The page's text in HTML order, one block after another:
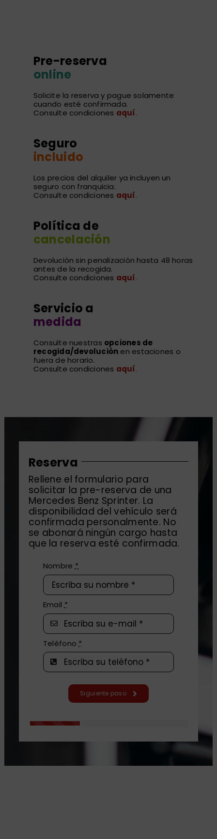
Pre-reserva
online
Solicite la reserva y pague solamente
cuando esté confirmada.
Consulte condiciones aquí.
Seguro
incluido
Los precios del alquiler ya incluyen un
seguro con franquicia.
Consulte condiciones aquí.
Política de
cancelación
Devolución sin penalización hasta 48 horas
antes de la recogida.
Consulte condiciones aquí.
Servicio a
medida
Consulte nuestras opciones de
recogida/devolución en estaciones o
fuera de horario.
Consulte condiciones aquí.
Reserva
Rellene el formulario para
solicitar la pre-reserva de una
Mercedes Benz Sprinter. La
disponibilidad del vehículo será
confirmada personalmente. No
se abonará ningún cargo hasta
que la reserva esté confirmada.
Nombre *
Email *
Teléfono *
Siguiente paso